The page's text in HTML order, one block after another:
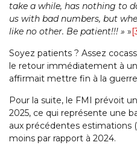
take a while, has nothing to
us with bad numbers, but
like no other. Be patient!!! » »
Soyez patients ? Assez
le retour immédiatement à
affirmait mettre fin à la
Pour la suite, le FMI prévoit
2025, ce qui représente une
aux précédentes estimations
moins par rapport à 2024.